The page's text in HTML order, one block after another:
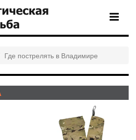
Где пострелять в Владимире